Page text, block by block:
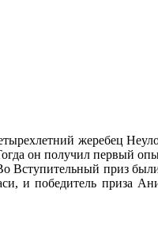
жеребец
он получил первый
Вступительный приз
и победитель приза